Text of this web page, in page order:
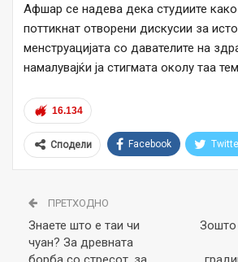
Афшар се надева дека студиите
поттикнат отворени дискусии за
менструацијата со давателите на
намалувајќи ја стигмата околу таа
16.134
Сподели Facebook
ПРЕТХОДНО
Знаете што е таи чи
чуан? За древната
Зошто